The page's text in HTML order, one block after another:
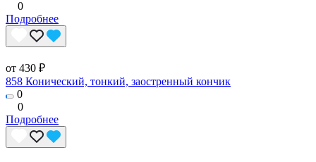
0
Подробнее
от 430 ₽
858 Конический, тонкий, заостренный кончик
0
0
Подробнее